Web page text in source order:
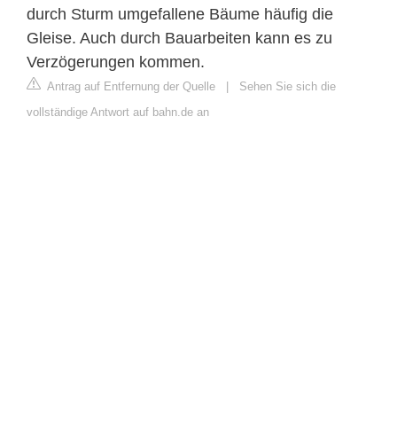
durch Sturm umgefallene Bäume häufig die
Gleise. Auch durch Bauarbeiten kann es zu
Verzögerungen kommen.
Antrag auf Entfernung der Quelle | Sehen Sie sich die
vollständige Antwort auf bahn.de an